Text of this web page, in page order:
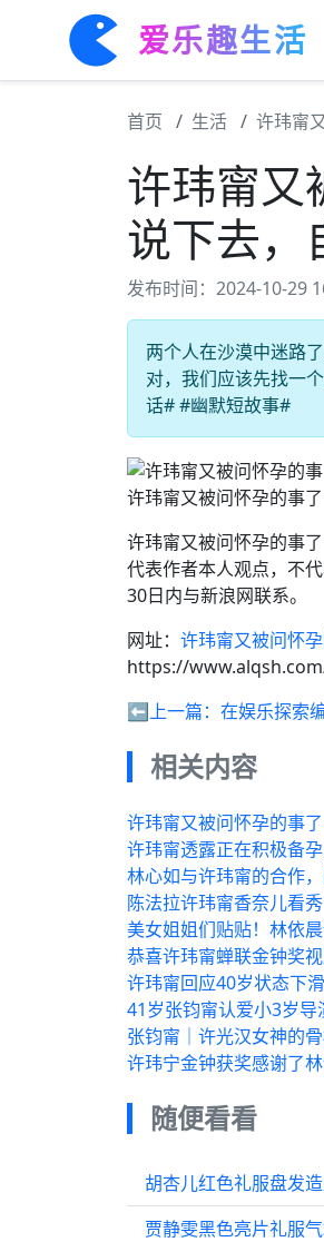
爱乐趣生活
首页 生活 许玮甯
许玮甯又
说下去，
发布时间：2024-10-29
两个人在沙漠中迷路
对，我们应该先找一
话# #幽默短故事#
许玮甯又被问怀孕的事
许玮甯又被问怀孕的事
代表作者本人观点，不
30日内与新浪网联系。
网址： 许玮甯又被问怀
https://
⬅️上一篇： 在娱乐探索
相关内容
许玮甯又被问怀孕的事
许玮甯透露正在积极备
林心如与许玮甯的合作
陈法拉许玮甯香奈儿看秀
美女姐姐们贴贴！林依
恭喜许玮甯蝉联金钟奖
许玮甯回应40岁状态下
41岁张钧甯认爱小3岁
张钧甯｜许光汉女神的
许玮宁金钟获奖感谢了
随便看看
胡杏儿红色礼服盘发